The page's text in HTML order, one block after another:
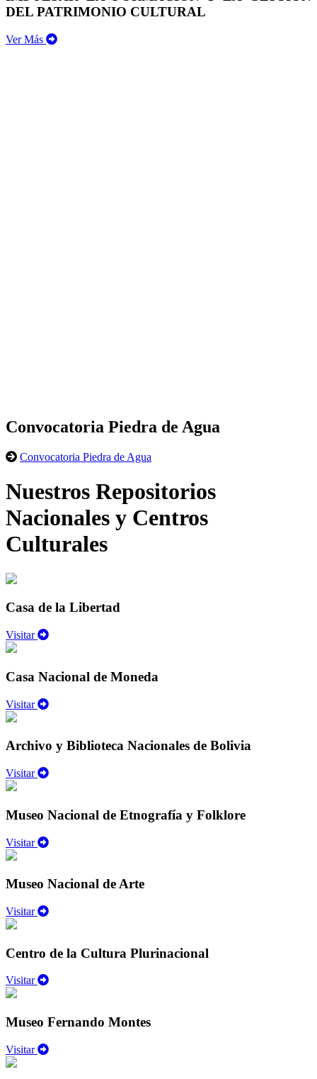
DEL PATRIMONIO CULTURAL
Ver Más
Convocatoria Piedra de Agua
Convocatoria Piedra de Agua
Nuestros Repositorios
Nacionales y Centros
Culturales
Casa de la Libertad
Visitar
Casa Nacional de Moneda
Visitar
Archivo y Biblioteca Nacionales de Bolivia
Visitar
Museo Nacional de Etnografía y Folklore
Visitar
Museo Nacional de Arte
Visitar
Centro de la Cultura Plurinacional
Visitar
Museo Fernando Montes
Visitar